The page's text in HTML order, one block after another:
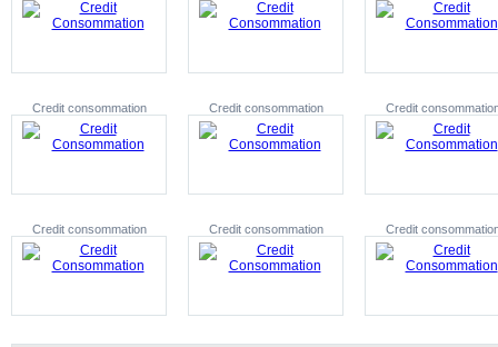
Credit consommation Credit consommation Credit
Credit consommation Credit consommation Credit